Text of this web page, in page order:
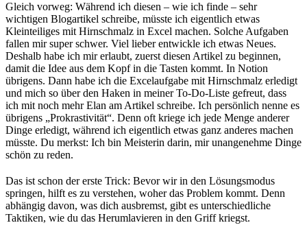
Gleich vorweg: Während ich diesen – wie ich finde – sehr
wichtigen Blogartikel schreibe, müsste ich eigentlich etwas
Kleinteiliges mit Hirnschmalz in Excel machen. Solche Aufgaben
fallen mir super schwer. Viel lieber entwickle ich etwas Neues.
Deshalb habe ich mir erlaubt, zuerst diesen Artikel zu beginnen,
damit die Idee aus dem Kopf in die Tasten kommt. In Notion
übrigens. Dann habe ich die Excelaufgabe mit Hirnschmalz erledigt
und mich so über den Haken in meiner To-Do-Liste gefreut, dass
ich mit noch mehr Elan am Artikel schreibe. Ich persönlich nenne es
übrigens „Prokrastivität“. Denn oft kriege ich jede Menge anderer
Dinge erledigt, während ich eigentlich etwas ganz anderes machen
müsste. Du merkst: Ich bin Meisterin darin, mir unangenehme Dinge
schön zu reden.
Das ist schon der erste Trick: Bevor wir in den Lösungsmodus
springen, hilft es zu verstehen, woher das Problem kommt. Denn
abhängig davon, was dich ausbremst, gibt es unterschiedliche
Taktiken, wie du das Herumlavieren in den Griff kriegst.